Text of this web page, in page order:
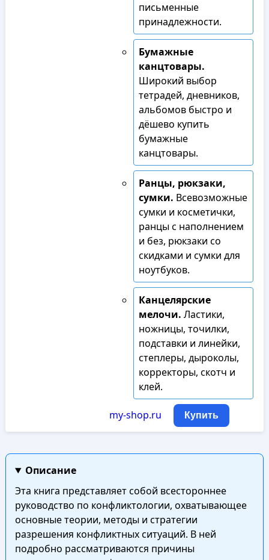
письменные
принадлежности.
Бумажные
канцтовары.
Широкий выбор
тетрадей, дневников,
альбомов быстро и
дёшево купить
бумажные
канцтовары.
Ранцы, рюкзаки,
сумки. Всевозможные
сумки и косметички,
ранцы с наполнением
и без, рюкзаки со
скидками и сумки для
ноутбуков.
Канцелярские
мелочи. Ластики,
ножницы, точилки,
подставки и линейки,
степлеры, дыроколы,
корректоры, скотч и
клей.
my-shop.ru Купить
Описание
Эта книга представляет собой всестороннее
руководство по конфликтологии, охватывающее
основные теории, методы и стратегии
разрешения конфликтных ситуаций. В ней
подробно рассматриваются причины